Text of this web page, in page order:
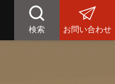
検索 お問い合わせ